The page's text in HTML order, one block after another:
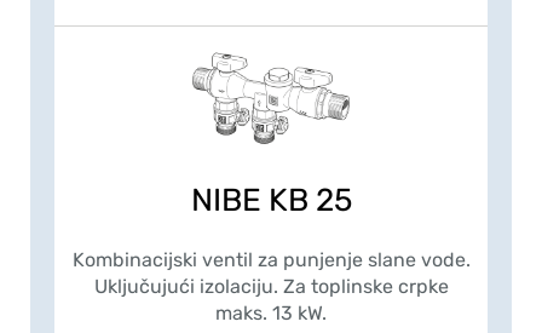
NIBE KB 25
Kombinacijski ventil za punjenje slane vode.
Uključujući izolaciju. Za toplinske crpke
maks. 13 kW.